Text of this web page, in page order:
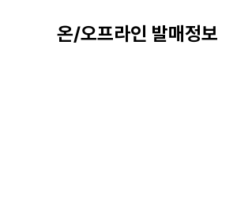
온/오프라인 발매정보